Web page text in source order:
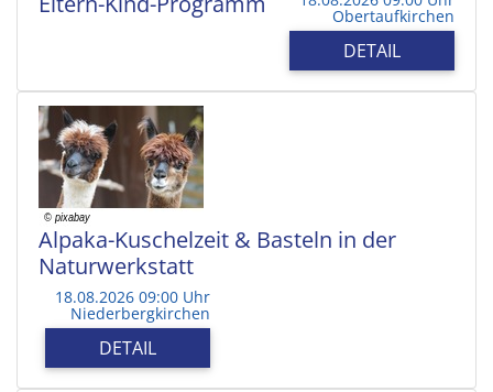
Obertaufkirchen
DETAIL
Alpaka-Kuschelzeit & Basteln in der
Naturwerkstatt
18.08.2026 09:00 Uhr
Niederbergkirchen
DETAIL